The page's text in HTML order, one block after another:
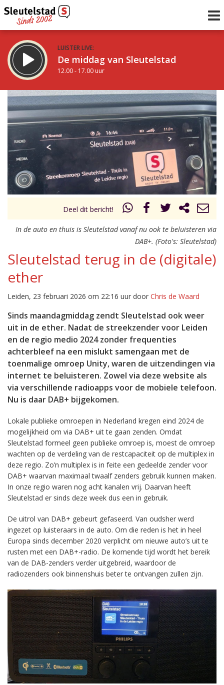
LUISTER LIVE:
De middag van Sleutelstad
12.00 - 17.00 uur
STRAKS:
Sleutelstad 30
17.00 - 19.00 uur
Vorig uur
uur 1 van 0 Volgend uur
Deel dit bericht!
In de auto en thuis is Sleutelstad vanaf nu ook te beluisteren via
DAB+. (Foto's: Sleutelstad)
Sleutelstad terug in de (digitale)
ether
Leiden, 23 februari 2026 om 22:16 uur door Chris de Waard
Sinds maandagmiddag zendt Sleutelstad ook weer
uit in de ether. Nadat de streekzender voor Leiden
en de regio medio 2024 zonder frequenties
achterbleef na een mislukt samengaan met de
toenmalige omroep Unity, waren de uitzendingen via
internet te beluisteren. Zowel via deze website als
via verschillende radioapps voor de mobiele telefoon.
Nu is daar DAB+ bijgekomen.
Lokale publieke omroepen in Nederland kregen eind 2024 de
mogelijkheid om via DAB+ uit te gaan zenden. Omdat
Sleutelstad formeel geen publieke omroep is, moest de omroep
wachten op de verdeling van de restcapaciteit op de multiplex in
deze regio. Zo’n multiplex is in feite een gedeelde zender voor
DAB+ waarvan maximaal twaalf zenders gebruik kunnen maken.
In onze regio waren nog acht kanalen vrij. Daarvan heeft
Sleutelstad er sinds deze week dus een in gebruik.
De uitrol van DAB+ gebeurt gefaseerd. Van oudsher werd
ingezet op luisteraars in de auto. Om die reden is het in heel
Europa sinds december 2020 verplicht om nieuwe auto’s uit te
rusten met een DAB+-radio. De komende tijd wordt het bereik
van de DAB-zenders verder uitgebreid, waardoor de
radiozenders ook binnenshuis beter te ontvangen zullen zijn.